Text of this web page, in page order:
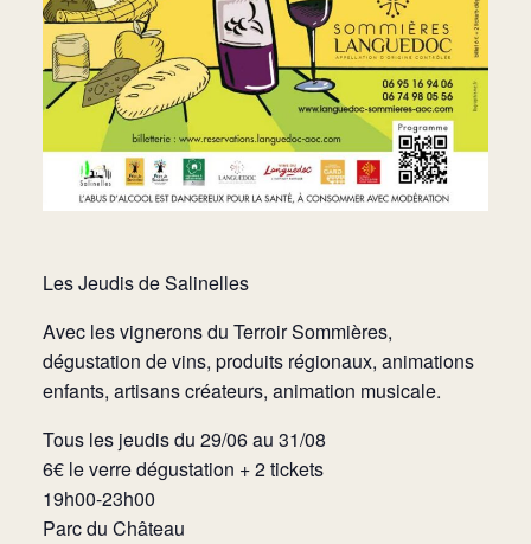
Les Jeudis de Salinelles
Avec les vignerons du Terroir Sommières,
dégustation de vins, produits régionaux, animations
enfants, artisans créateurs, animation musicale.
Tous les jeudis du 29/06 au 31/08
6€ le verre dégustation + 2 tickets
19h00-23h00
Parc du Château